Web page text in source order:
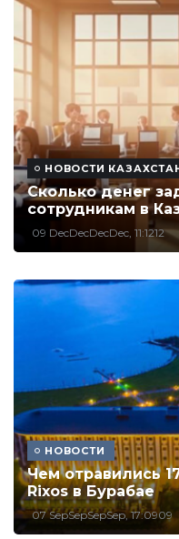
НОВОСТИ
Сколько денег
сотрудникам в
09 DecDecDecDec, 11:1212
НОВОСТИ
Чем отравились
Rixos в Бурабае
07 SepSepSepSep, 17:0909